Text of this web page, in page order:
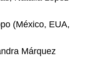
(México, EUA,
Márquez